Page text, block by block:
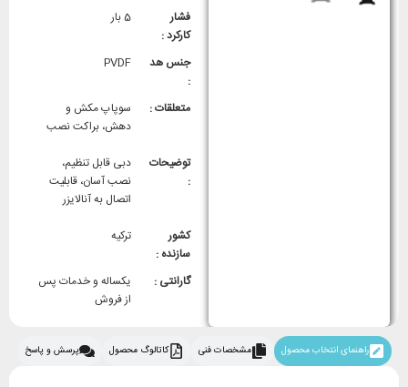
فشار
کارکرد :
5 بار
جنس هد
:
PVDF
متعلقات :
سوپاپ مکش و
دهش، براکت نصب
توضیحات
:
دبی قابل تنظیم،
نصب آسان، قابلیت
اتصال به آنالایزر
کشور
سازنده :
ترکیه
گارانتی :
یکساله و خدمات پس
از فروش
راهنمای انتخاب محصول مشخصات فنی کاتالوگ محصول پرسش و پاسخ